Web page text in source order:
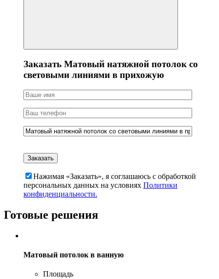
Заказать Матовый натяжной потолок со
световыми линиями в прихожую
Нажимая «Заказать», я соглашаюсь c обработкой
персональных данных на условиях Политики
конфиденциальности.
Готовые решения
Матовый потолок в ванную
Площадь